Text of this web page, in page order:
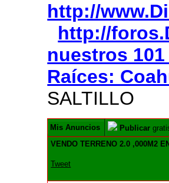
http://
http://
nuestros
Raíces:
SALTILLO
Mis Anuncios Publicar
VENDO TERRENO 2.0 ,000M2
Tweet